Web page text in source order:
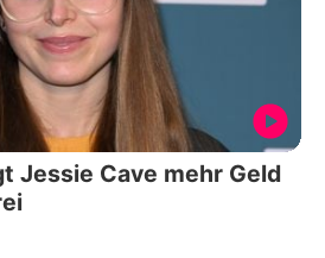
Jessie Cave mehr Geld